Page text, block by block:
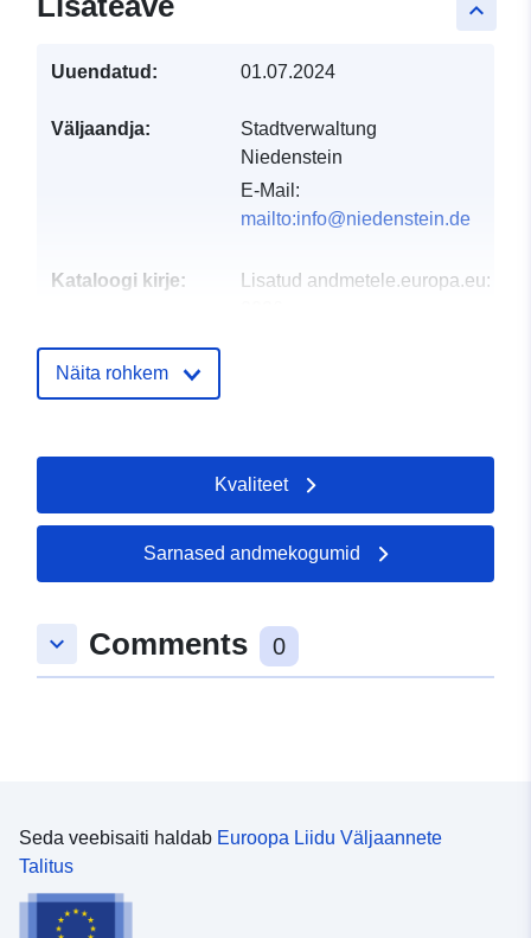
keyboard_arrow_up
Uuendatud: 01.07.2024
Väljaandja:
Stadtverwaltung
Niedenstein
E-Mail:
mailto:info@niedenstein.de
Kataloogi kirje: Lisatud andmetele.europa.eu:
ulatus:
51.2285 ], [ 9.30488,
51.2285 ], [ 9.30488,
51.2245 ], [ 9.29955,
51.2245 ], [ 9.29955,
uriRef:
http://data.europa.eu/88u/dataset/
Näita rohkem
Kvaliteet
Sarnased andmekogumid
keyboard_arrow_down Comments 0
Seda veebisaiti haldab Euroopa Liidu Väljaannete
Talitus